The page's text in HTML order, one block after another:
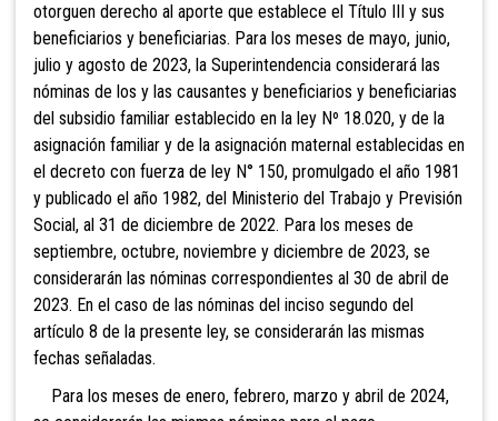
otorguen derecho al aporte que establece el Título III y sus
beneficiarios y beneficiarias. Para los meses de mayo, junio,
julio y agosto de 2023, la Superintendencia considerará las
nóminas de los y las causantes y beneficiarios y beneficiarias
del subsidio familiar establecido en la ley Nº 18.020, y de la
asignación familiar y de la asignación maternal establecidas en
el decreto con fuerza de ley N° 150, promulgado el año 1981
y publicado el año 1982, del Ministerio del Trabajo y Previsión
Social, al 31 de diciembre de 2022. Para los meses de
septiembre, octubre, noviembre y diciembre de 2023, se
considerarán las nóminas correspondientes al 30 de abril de
2023. En el caso de las nóminas del inciso segundo del
artículo 8 de la presente ley, se considerarán las mismas
fechas señaladas.
Para los meses de enero, febrero, marzo y abril de 2024,